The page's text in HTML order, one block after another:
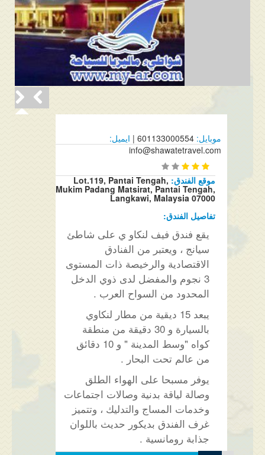
موبايل: 601133000554 |
ايميل:
info@shawatetravel.com
موقع الفندق:Lot.119, Pantai Tengah,
Mukim Padang Matsirat, Pantai Tengah,
Langkawi, Malaysia 07000
تفاصيل الفندق:
يقع فندق فيف لنكاو ي على شاطئ
سيانج ، ويعتبر من الفنادق
الاقتصادية والرخيصة ذات المستوى
3 نجوم والمفضل لدى ذوي الدخل
المحدود من السواح العرب .
يبعد 15 ديقية من مطار لنكاوي
بالسيارة و 30 دقيقة من منطقة
كواه "وسط المدينة " و 10 دقائق
من عالم تحت البحار .
يوفر مسبحا على الهواء الطلق
وصالة لياقة بدنية وصالات اجتماعات
وخدمات المساج والتدليك ، وتتميز
غرف الفندق بديكور حديث باللوان
جذابة رومانسية .